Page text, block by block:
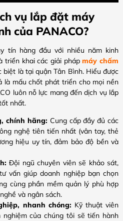
vụ lắp đặt máy
của PANACO?
tín hàng đầu với nhiều năm kinh
triển khai các giải phápmáy chấm
biệt là tại quận Tân Bình. Hiểu được
là mấu chốt phát triển cho mọi nền
luôn nỗ lực mang đến dịch vụ lắp
nhất.
chính hãng: Cung cấp đầy đủ các
nghệ tiên tiến nhất (vân tay, thẻ
hiệu uy tín, đảm bảo độ bền và
Đội ngũ chuyên viên sẽ khảo sát,
vấn giúp doanh nghiệp bạn chọn
cùng phần mềm quản lý phù hợp
và ngân sách.
nhanh chóng: Kỹ thuật viên
nghiệm của chúng tôi sẽ tiến hành